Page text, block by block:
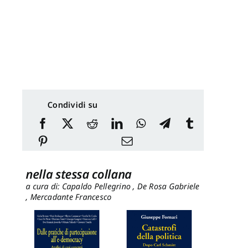
Condividi su
nella stessa collana
a cura di: Capaldo Pellegrino , De Rosa Gabriele
, Mercadante Francesco